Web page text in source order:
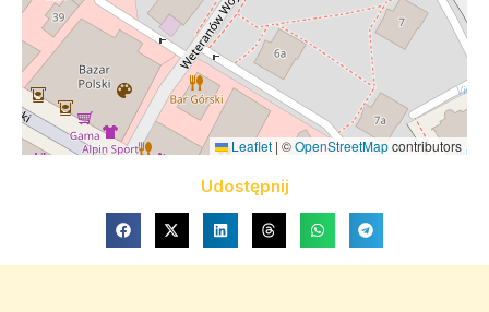
Leaflet | ©OpenStreetMapcontributors
Udostępnij